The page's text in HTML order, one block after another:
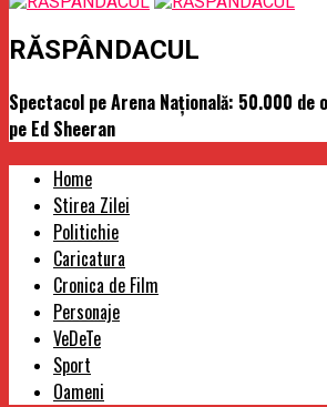
RĂSPÂNDACUL
Spectacol pe Arena Naţională: 50.000 de
pe Ed Sheeran
Home
Stirea Zilei
Politichie
Caricatura
Cronica de Film
Personaje
VeDeTe
Sport
Oameni